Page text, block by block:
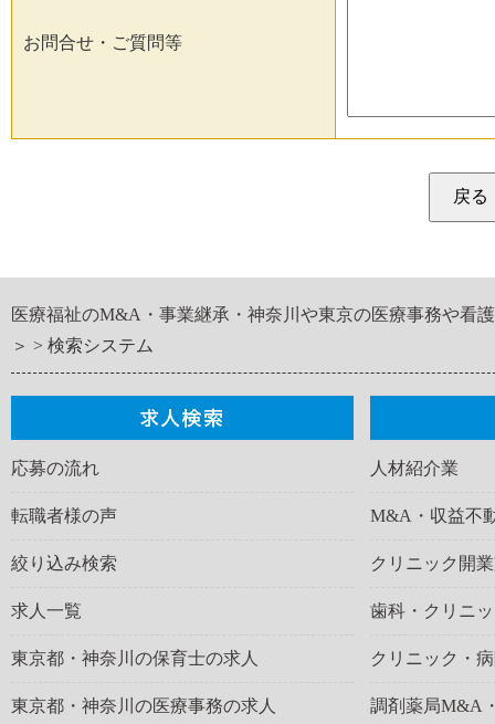
お問合せ・ご質問等
医療福祉のM&A・事業継承・神奈川や東京の医療事務や看
＞
検索システム
応募の流れ
転職者様の声
絞り込み検索
求人一覧
東京都・神奈川の保育士の求人
東京都・神奈川の医療事務の求人
人材紹介業
M&A・収益不
クリニック開
歯科・クリニ
クリニック・
調剤薬局M&A